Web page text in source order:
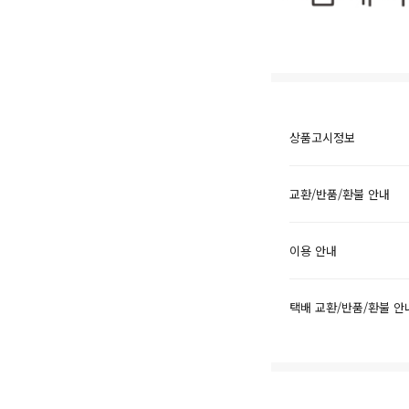
상품고시정보
교환/반품/환불 안내
이용 안내
택배 교환/반품/환불 안